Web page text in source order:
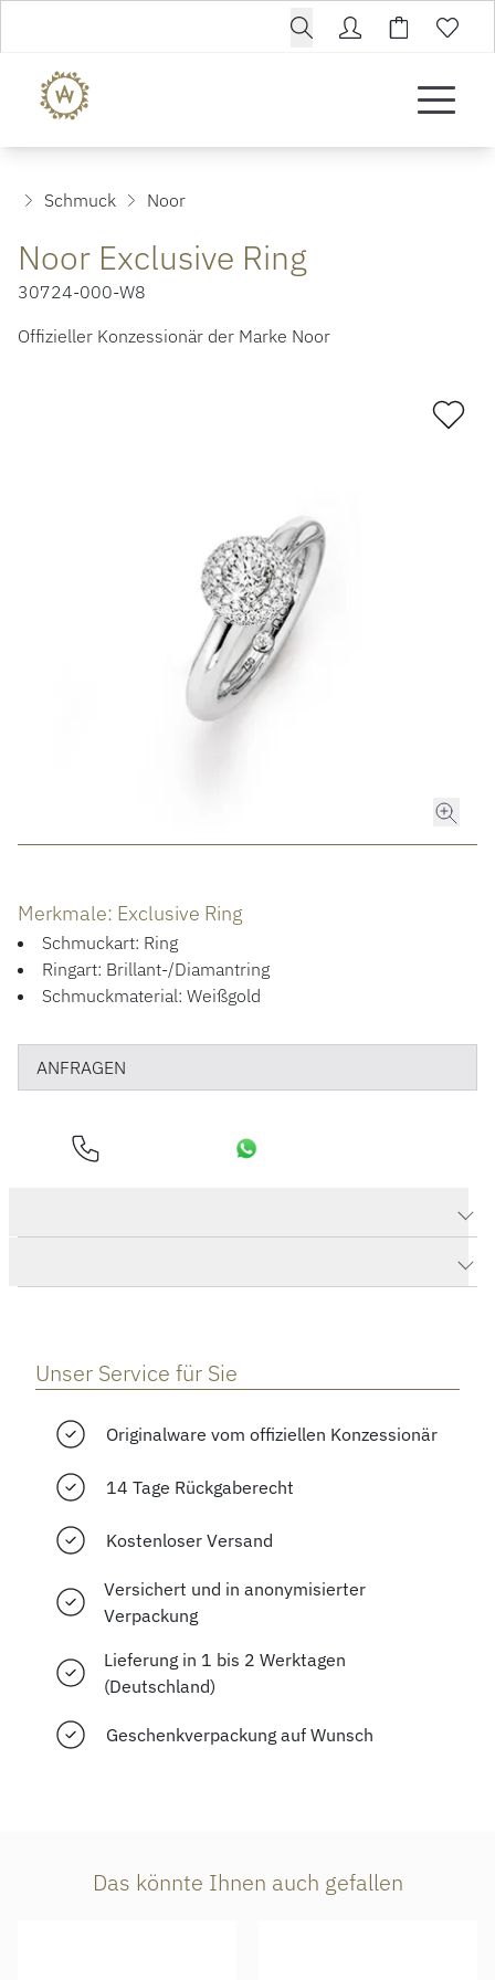
ROLEX CERTIFIED PRE-OWNED
ACCESSOIRES
ÜBER UNS
Schmuck Noor
Noor Exclusive Ring
30724-000-W8
Offizieller Konzessionär der Marke Noor
Merkmale: Exclusive Ring
Schmuckart: Ring
Ringart: Brillant-/Diamantring
Schmuckmaterial: Weißgold
ANFRAGEN
Unser Service für Sie
Originalware vom offiziellen Konzessionär
14 Tage Rückgaberecht
Kostenloser Versand
Versichert und in anonymisierter
Verpackung
Lieferung in 1 bis 2 Werktagen
(Deutschland)
Geschenkverpackung auf Wunsch
Das könnte Ihnen auch gefallen